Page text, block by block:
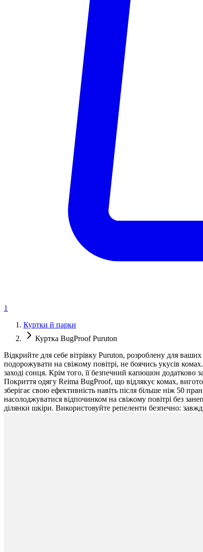
1
Куртки й парки
Куртка BugProof Puruton
Відкрийте для себе вітрівку Puruton, розроблену для
подорожувати на свіжому повітрі, не боячись укусів
заході сонця. Крім того, її безпечний капюшон
Покриття одягу Reima BugProof, що відлякує комах,
зберігає свою ефективність навіть після більше ніж 50
насолоджуватися відпочинком на свіжому повітрі без
ділянки шкіри. Використовуйте репеленти безпечно: